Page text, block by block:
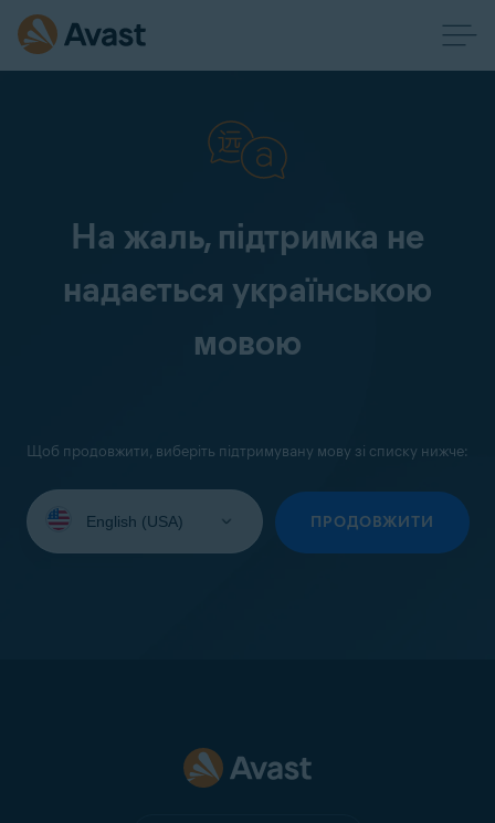
На жаль, підтримка не
надається українською
мовою
Щоб продовжити, виберіть підтримувану мову зі списку нижче:
your
ПРОДОВЖИТИ